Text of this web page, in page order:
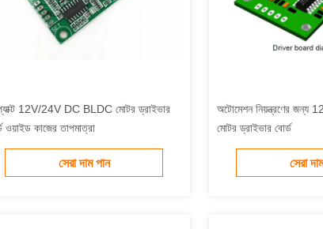
12V/24V DC BLDC মোটর ড্রাইভার
ওয়াইড কাজের তাপমাত্রা
সেরা দাম পান
অটোমেশন নিয়ন্ত্রণের
মোটর ড্রাইভার বোর্ড
সেরা